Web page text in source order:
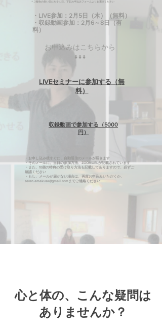
​＊ご都合の良い日にちを１日、下記お申込みフォームよりお選びください
・LIVE参加：2月5日（木）（無料）
・収録動画参加：2月6～8日（有
料）
お申込みはこちらから
↓↓↓
​LIVEセミナーに参加する（無
料）
​収録動画で参加する（5000
円）
​・お申し込み後すぐに、自動返信のメールが届きます
・そのメールに、当日の参加方法、ZOOMURLが記載されています
・また、10個の特典の受け取り方法も記載してありますので、必ずご
確認ください
​・もし、メールが届かない場合は、再度お申込みいただくか、
seren.amakusa@gmail.comまでご連絡ください
​心と体の、 こんな疑問は
ありませんか？